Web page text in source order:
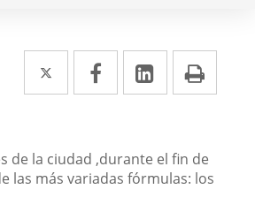
Twitter
Enlace
a
aplicación
externa.
Facebook
Enlace
a
aplicación
externa.
LinkedIn
Enlace
a
aplicación
externa.
de la ciudad ,durante el fin de
las más variadas fórmulas: los